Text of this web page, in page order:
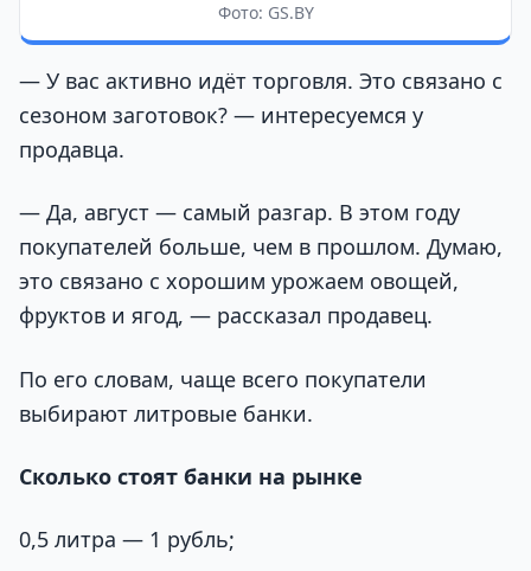
Фото: GS.BY
— У вас активно идёт торговля. Это связано с
сезоном заготовок? — интересуемся у
продавца.
— Да, август — самый разгар. В этом году
покупателей больше, чем в прошлом. Думаю,
это связано с хорошим урожаем овощей,
фруктов и ягод, — рассказал продавец.
По его словам, чаще всего покупатели
выбирают литровые банки.
Сколько стоят банки на рынке
0,5 литра — 1 рубль;